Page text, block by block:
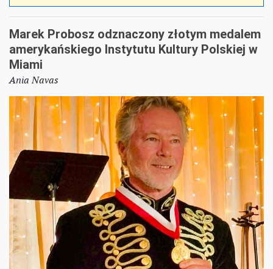
Marek Probosz odznaczony złotym medalem
amerykańskiego Instytutu Kultury Polskiej w
Miami
Ania Navas